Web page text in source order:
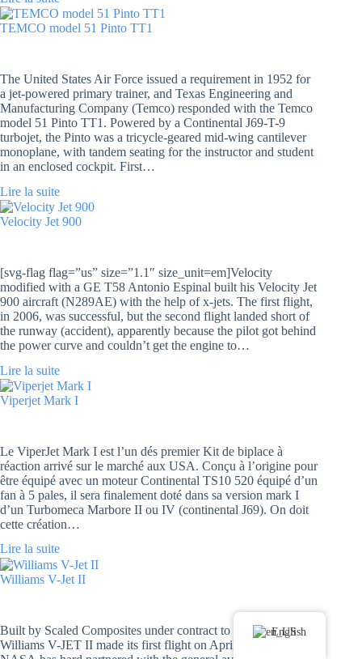
TEMCO model 51 Pinto TT1
The United States Air Force issued a requirement in 1952 for
a jet-powered primary trainer, and Texas Engineering and
Manufacturing Company (Temco) responded with the Temco
model 51 Pinto TT1. Powered by a Continental J69-T-9
turbojet, the Pinto was a tricycle-geared mid-wing cantilever
monoplane, with tandem seating for the instructor and student
in an enclosed cockpit. First…
Lire la suite
Velocity Jet 900
[svg-flag flag=”us” size=”1.1″ size_unit=em]Velocity
modified with a GE T58 Antonio Espinal built his Velocity Jet
900 aircraft (N289AE) with the help of x-jets. The first flight,
in 2006, was successful, but the second flight landed short of
the runway (accident), apparently because the pilot got behind
the power curve and couldn’t get the engine to…
Lire la suite
Viperjet Mark I
Le ViperJet Mark I est l’un dés premier Kit de biplace à
réaction arrivé sur le marché aux USA. Conçu à l’origine pour
être équipé avec un moteur Continental TS10 520 équipé d’un
fan à 5 pales, il sera finalement doté dans sa version mark I
d’un Turbomeca Marbore II ou IV (continental J69). On doit
cette création…
Lire la suite
Williams V-Jet II
Built by Scaled Composites under contract to William, the
Williams V-JET II made its first flight on April 13, 1997
English